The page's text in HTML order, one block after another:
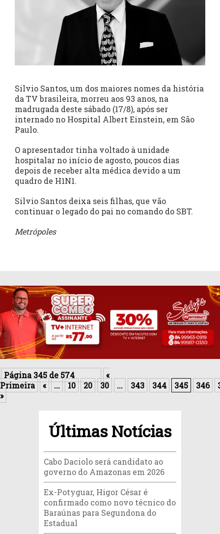
Silvio Santos, um dos maiores nomes da história
da TV brasileira, morreu aos 93 anos, na
madrugada deste sábado (17/8), após ser
internado no Hospital Albert Einstein, em São
Paulo.
O apresentador tinha voltado à unidade
hospitalar no início de agosto, poucos dias
depois de receber alta médica devido a um
quadro de H1N1.
Silvio Santos deixa seis filhas, que vão
continuar o legado do pai no comando do SBT.
Metrópoles
Página 345 de 574 ‎ ‎ ‎ ‎ ‎ ‎ ‎ ‎ ‎ ‎ ‎
«
Primeira
« ... 10 20 30 ... 343 344 345 346
»
Últimas Notícias
Cabo Daciolo será candidato ao
governo do Amazonas em 2026
Ex-Potyguar, Higor César é
confirmado como novo técnico do
Baraúnas para Segundona do
Estadual